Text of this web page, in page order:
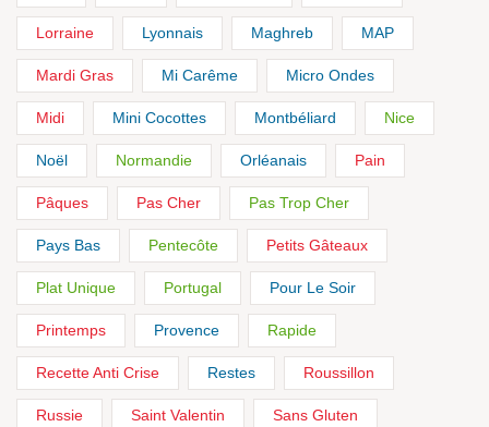
Lorraine Lyonnais Maghreb MAP
Mardi Gras Mi Carême Micro Ondes
Midi Mini Cocottes Montbéliard Nice
Noël Normandie Orléanais Pain
Pâques Pas Cher Pas Trop Cher
Pays Bas Pentecôte Petits Gâteaux
Plat Unique Portugal Pour Le Soir
Printemps Provence Rapide
Recette Anti Crise Restes Roussillon
Russie Saint Valentin Sans Gluten